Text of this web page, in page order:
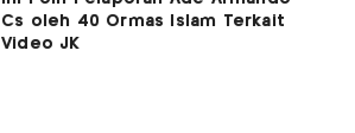
Cs oleh 40 Ormas Islam Terkait
Video JK